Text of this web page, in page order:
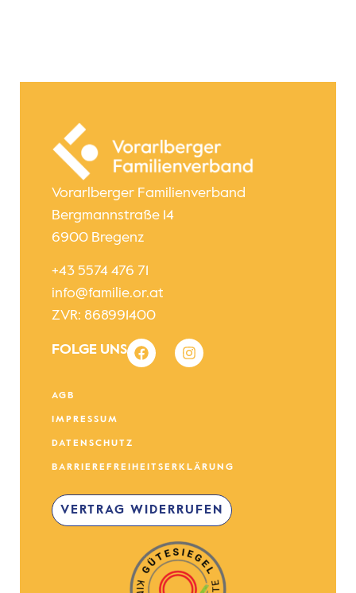
Vorarlberger Familienverband
Bergmannstraße 14
6900 Bregenz
+43 5574 476 71
info@familie.or.at
ZVR: 868991400
FOLGE UNS
AGB
IMPRESSUM
DATENSCHUTZ
BARRIEREFREIHEITSERKLÄRUNG
VERTRAG WIDERRUFEN